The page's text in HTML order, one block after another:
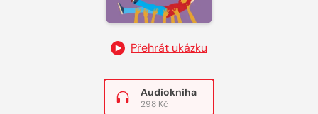
Přehrát ukázku
Audiokniha
298 Kč